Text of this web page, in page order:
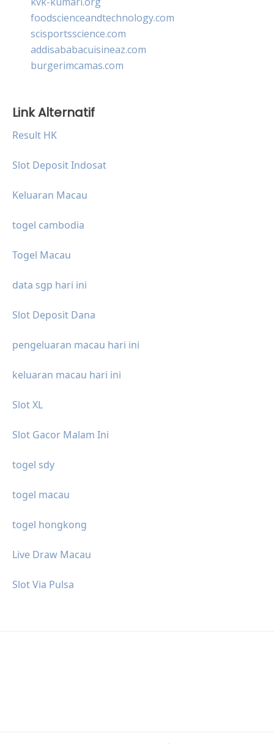
foodscienceandtechnology.com
scisportsscience.com
addisababacuisineaz.com
burgerimcamas.com
Link Alternatif
Result HK
Slot Deposit Indosat
Keluaran Macau
togel cambodia
Togel Macau
data sgp hari ini
Slot Deposit Dana
pengeluaran macau hari ini
keluaran macau hari ini
Slot XL
Slot Gacor Malam Ini
togel sdy
togel macau
togel hongkong
Live Draw Macau
Slot Via Pulsa